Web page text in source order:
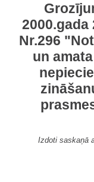
Nr.296
un
Izdoti saskaņā